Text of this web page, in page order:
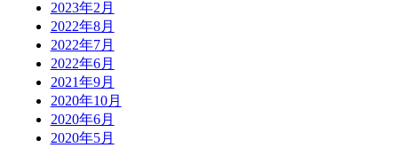
2023年2月
2022年8月
2022年7月
2022年6月
2021年9月
2020年10月
2020年6月
2020年5月